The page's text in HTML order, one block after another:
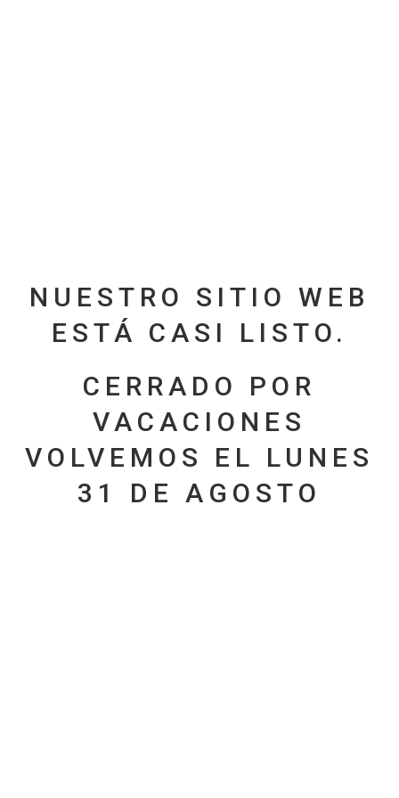
NUESTRO SITIO WEB
ESTÁ CASI LISTO.
CERRADO POR
VACACIONES
VOLVEMOS EL LUNES
31 DE AGOSTO